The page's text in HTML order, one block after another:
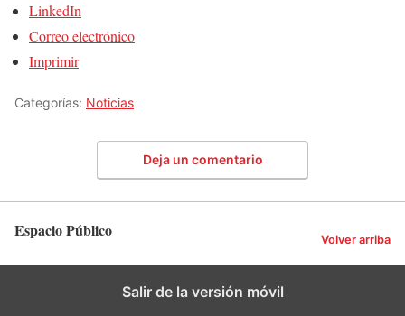
LinkedIn
Correo electrónico
Imprimir
Categorías: Noticias
Deja un comentario
Espacio Público Volver arriba
Salir de la versión móvil